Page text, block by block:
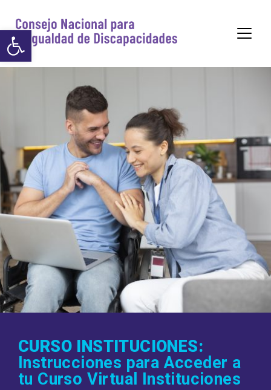
Abrir barra de herramientas
CURSO INSTITUCIONES:
Instrucciones para Acceder a
tu Curso Virtual Instituciones